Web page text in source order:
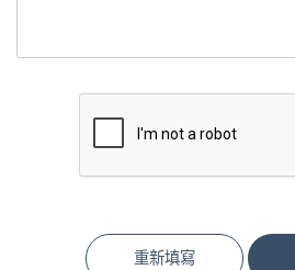
重新填寫